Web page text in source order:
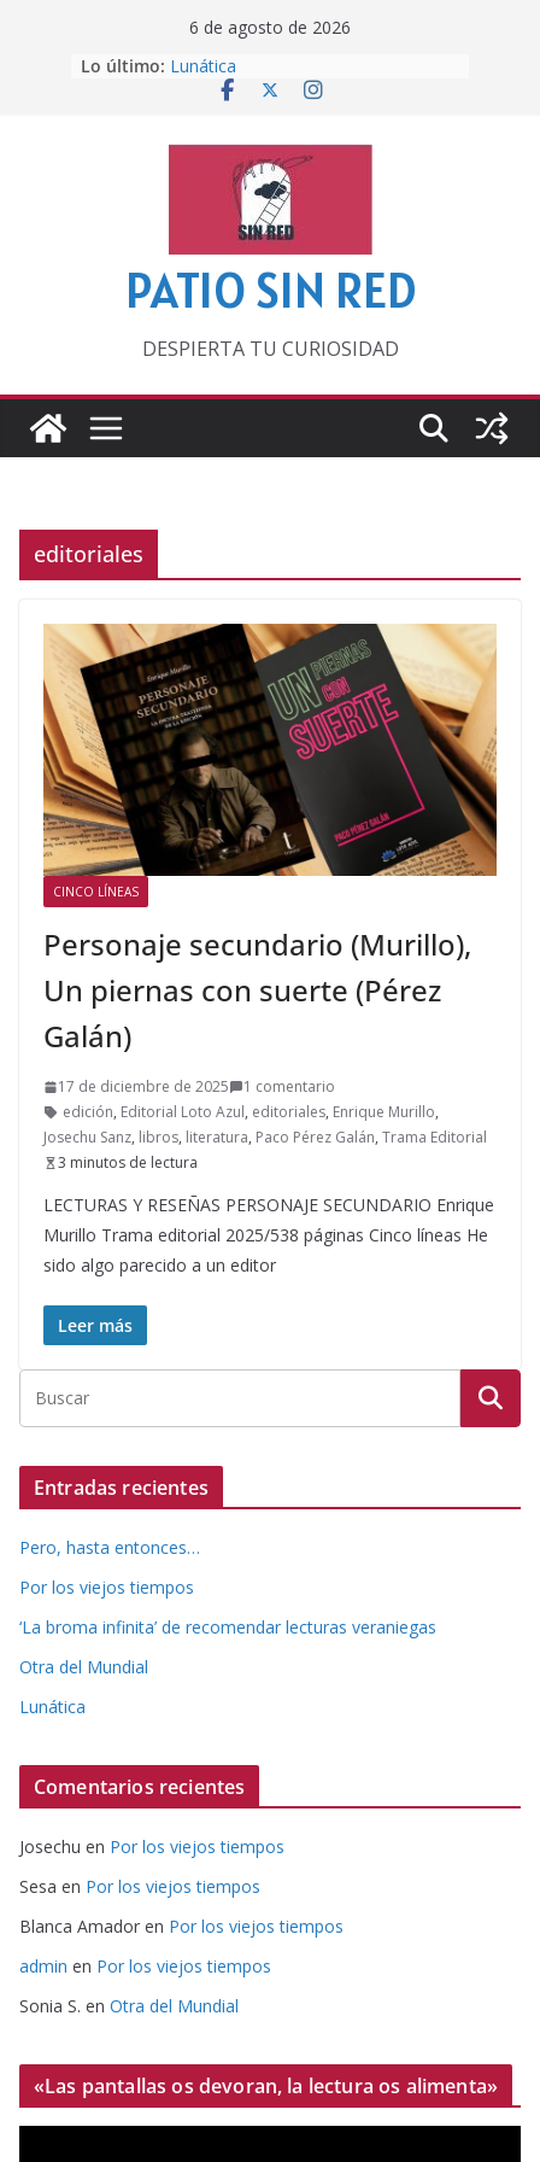
6 de agosto de 2026
Lo último: Lunática
Pero, hasta entonces…
‘La broma infinita’ de recomendar
lecturas veraniegas
Otra del Mundial
PATIO SIN RED
DESPIERTA TU CURIOSIDAD
editoriales
CINCO LÍNEAS
Personaje secundario (Murillo),
Un piernas con suerte (Pérez
Galán)
17 de diciembre de 2025
1 comentario
edición, Editorial Loto Azul, editoriales, Enrique Murillo,
Josechu Sanz, libros, literatura, Paco Pérez Galán, Trama Editorial
3 minutos de lectura
LECTURAS Y RESEÑAS PERSONAJE SECUNDARIO Enrique
Murillo Trama editorial 2025/538 páginas Cinco líneas He
sido algo parecido a un editor
Leer más
Entradas recientes
Pero, hasta entonces…
Por los viejos tiempos
‘La broma infinita’ de recomendar lecturas veraniegas
Otra del Mundial
Lunática
Comentarios recientes
Josechu en Por los viejos tiempos
Sesa en Por los viejos tiempos
Blanca Amador en Por los viejos tiempos
admin en Por los viejos tiempos
Sonia S. en Otra del Mundial
«Las pantallas os devoran, la lectura os alimenta»